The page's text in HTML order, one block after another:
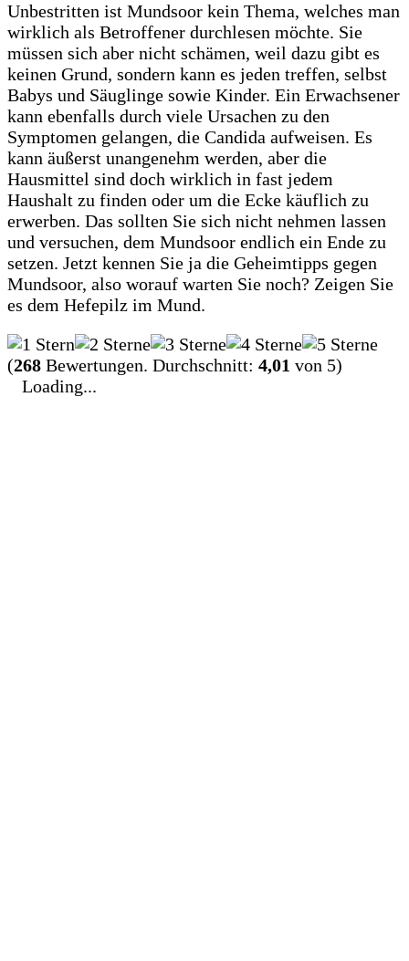
Unbestritten ist Mundsoor kein Thema, welches man
wirklich als Betroffener durchlesen möchte. Sie
müssen sich aber nicht schämen, weil dazu gibt es
keinen Grund, sondern kann es jeden treffen, selbst
Babys und Säuglinge sowie Kinder. Ein Erwachsener
kann ebenfalls durch viele Ursachen zu den
Symptomen gelangen, die Candida aufweisen. Es
kann äußerst unangenehm werden, aber die
Hausmittel sind doch wirklich in fast jedem
Haushalt zu finden oder um die Ecke käuflich zu
erwerben. Das sollten Sie sich nicht nehmen lassen
und versuchen, dem Mundsoor endlich ein Ende zu
setzen. Jetzt kennen Sie ja die Geheimtipps gegen
Mundsoor, also worauf warten Sie noch? Zeigen Sie
es dem Hefepilz im Mund.
(268 Bewertungen. Durchschnitt: 4,01 von 5)
Loading...